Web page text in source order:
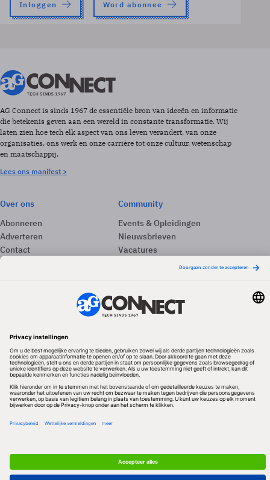
Inloggen Word abonnee
AG Connect is sinds 1967 de essentiële bron van ideeën en informatie
die betekenis geven aan een wereld in constante transformatie. Wij
laten zien hoe tech elk aspect van ons leven verandert, van onze
organisaties, ons werk en onze carrière tot onze cultuur, wetenschap
en maatschappij.
Lees ons manifest >
Over ons
Abonneren
Adverteren
Contact
Community
Events & Opleidingen
Nieuwsbrieven
Vacatures
Redactionele partner